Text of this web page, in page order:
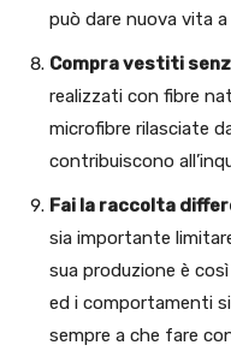
può dare nuova vita
Compra vestiti
realizzati con fibre
microfibre rilasciate
contribuiscono
Fai la raccolta
sia importante
sua produzione è
ed i comportamenti
sempre a che fare